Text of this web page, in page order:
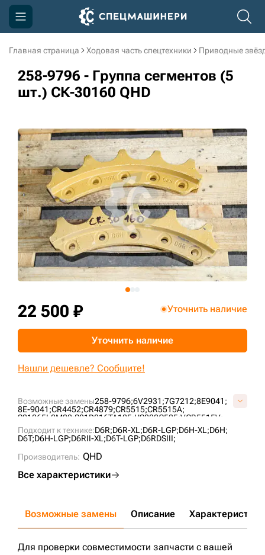
Главная страница Ходовая часть спецтехники Приводные
258-9796 - Группа сегментов (5
шт.) СК-30160 QHD
Возможные замены258-9796;6V2931;7G7212;8E9041;
8E-9041;CR4452;CR4879;CR5515;CR5515A;
S01065L0M00;S01D016TA125;US202C525;VCR5515V;
VS0106L5;
Подходит к технике:D6R;D6R-XL;D6R-LGP;D6H-XL;D6H;
D6T;D6H-LGP;D6RII-XL;D6T-LGP;D6RDSIII;
Производитель: QHD
Все характеристики
22 500 ₽ Уточнить наличие
Уточнить наличие
Нашли дешевле? Сообщите!
Возможные замены Описание Характеристики
Для проверки совместимости запчасти с вашей
Компания
Акции
Информация
Контакты
3D тур по производству
3D тур по складам
sksale@skdst.ru
+7 (499) 394-50-93